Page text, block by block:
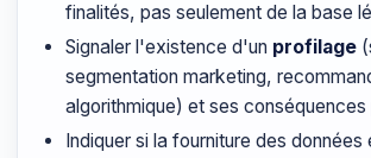
finalités, pas seulement de la base
Signaler l'existence d'un profilage
segmentation marketing,
algorithmique) et ses conséquences
Indiquer si la fourniture des données